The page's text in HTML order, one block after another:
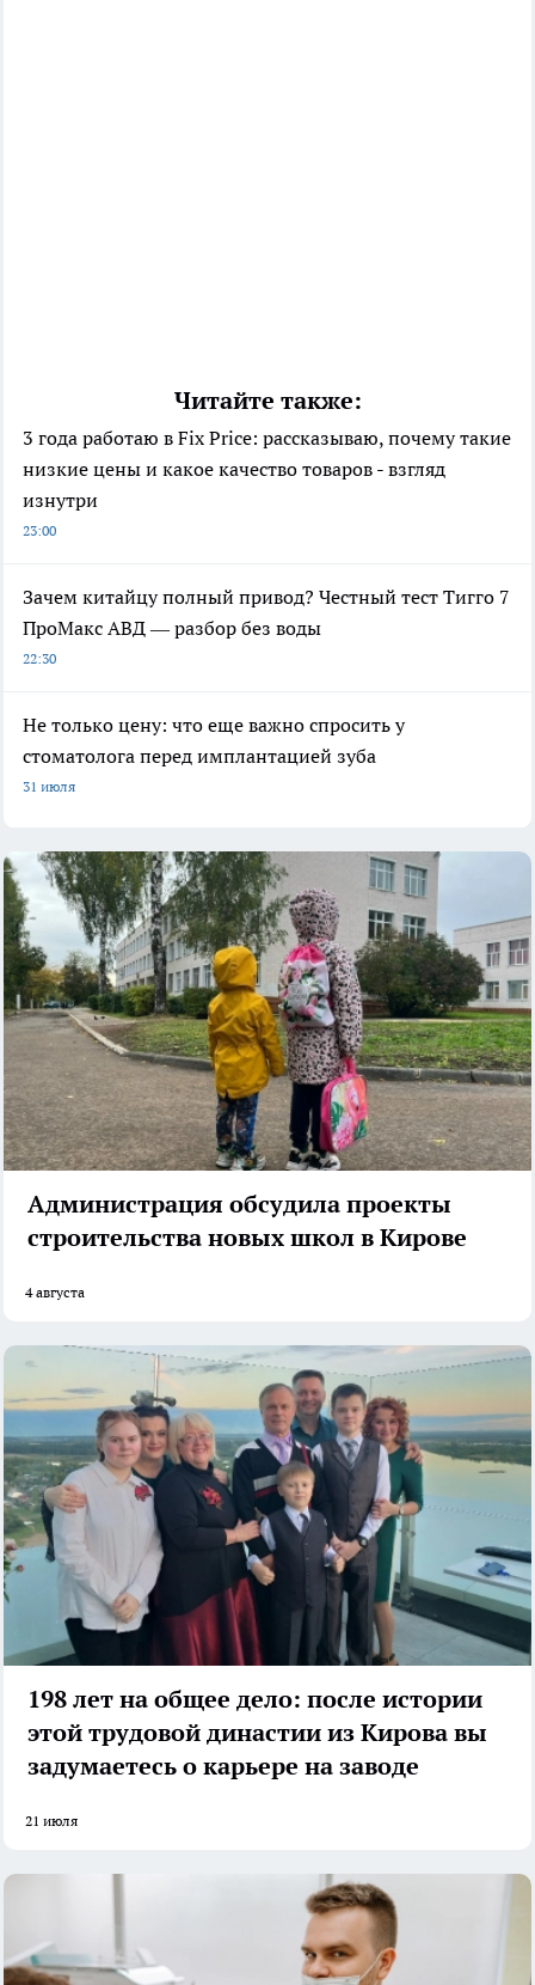
Читайте также:
3 года работаю в Fix Price: рассказываю, почему такие
низкие цены и какое качество товаров - взгляд
изнутри
23:00
Зачем китайцу полный привод? Честный тест Тигго 7
ПроМакс АВД — разбор без воды
22:30
Не только цену: что еще важно спросить у
стоматолога перед имплантацией зуба
31 июля
Администрация обсудила проекты
строительства новых школ в Кирове
4 августа
198 лет на общее дело: после истории
этой трудовой династии из Кирова вы
задумаетесь о карьере на заводе
21 июля